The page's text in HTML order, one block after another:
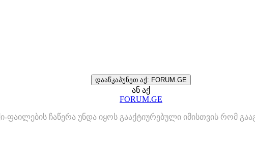
დააწკაპუნეთ აქ: FORUM.GE
ან აქ
FORUM.GE
ფაილების ჩაწერა უნდა იყოს გააქტიურებული იმისთვის რომ